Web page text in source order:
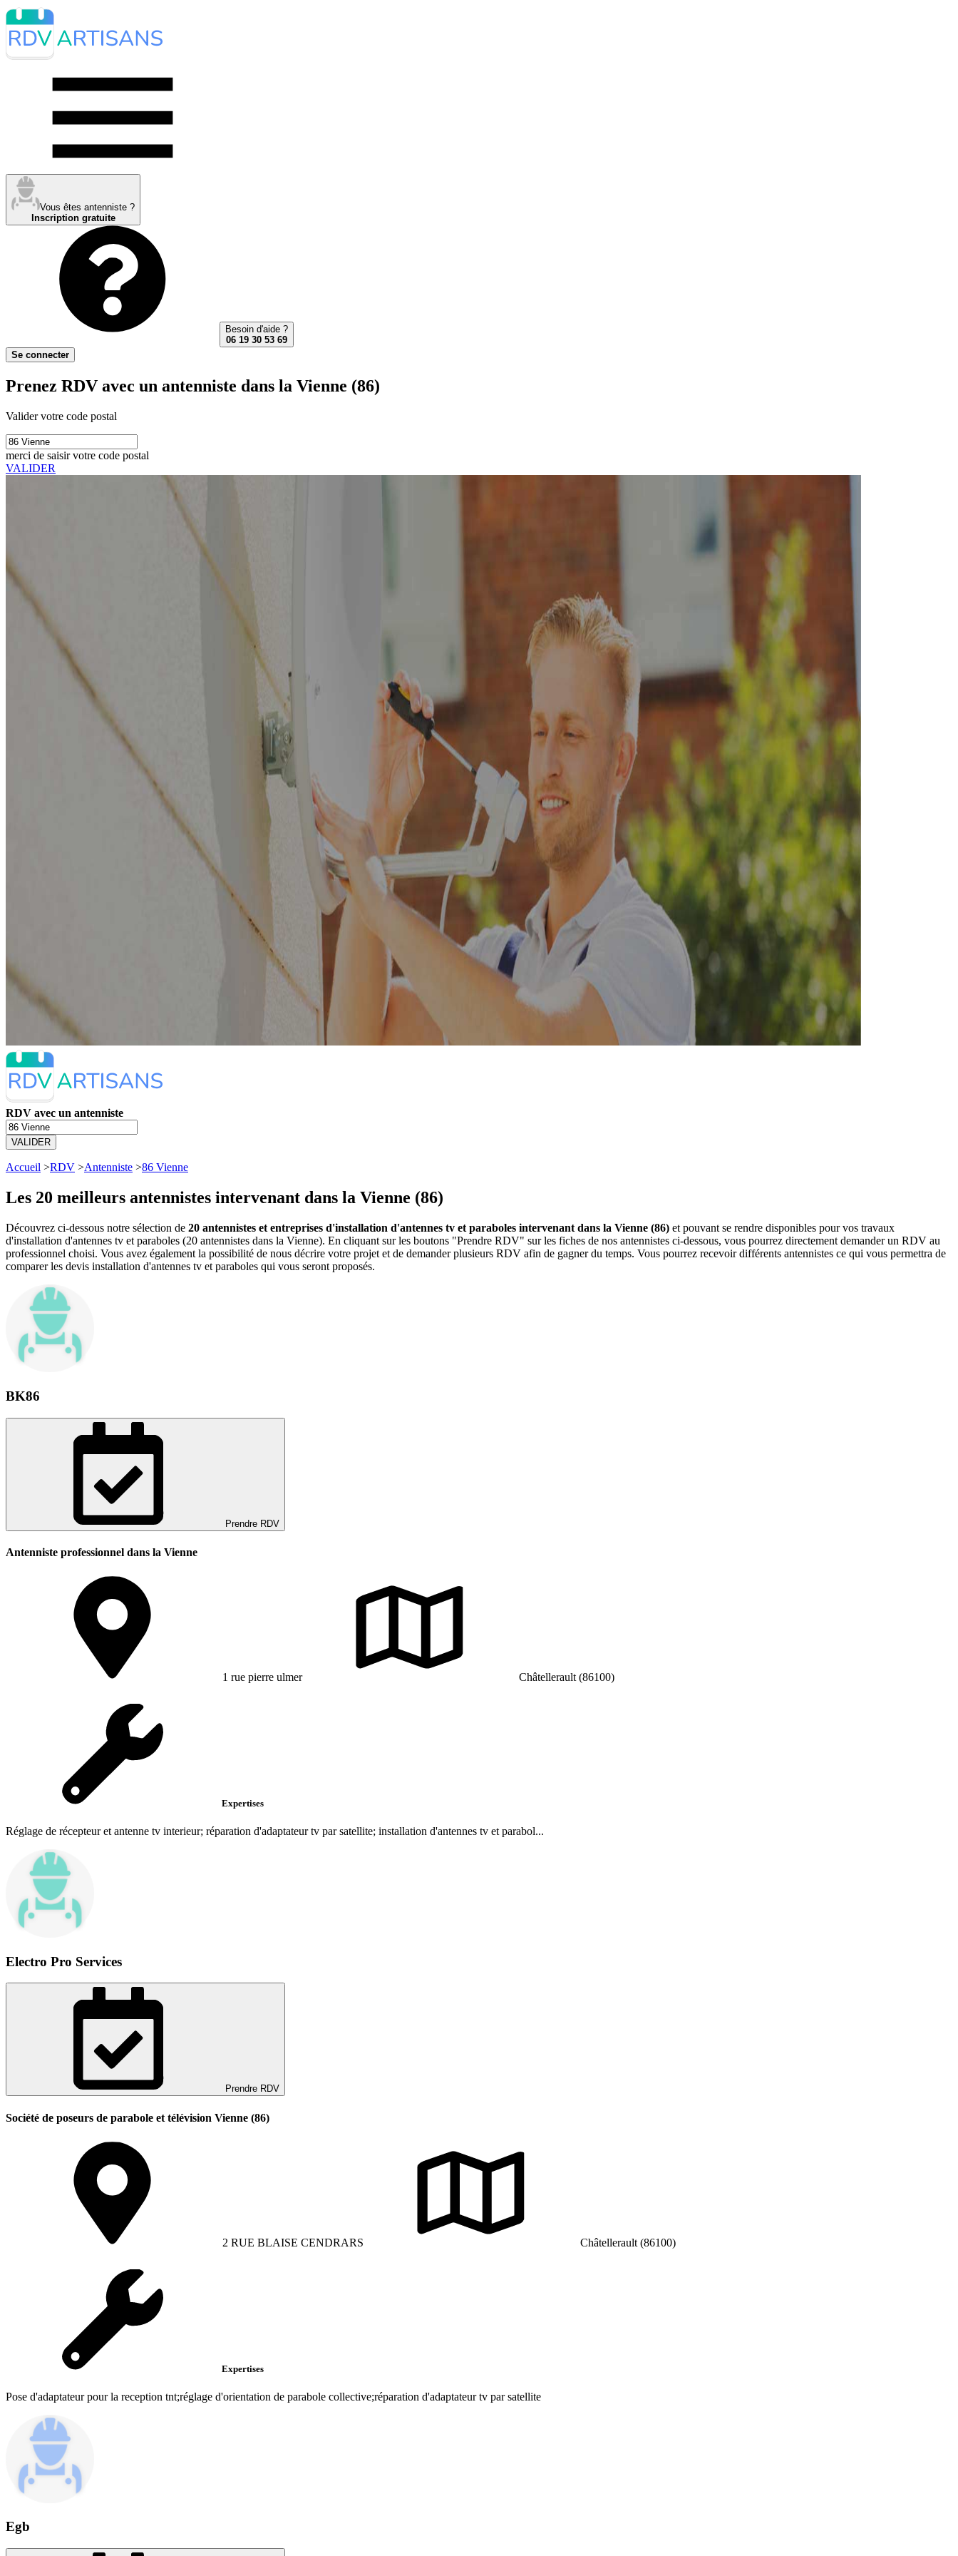
Vous êtes antenniste ?
Inscription gratuite
Besoin d'aide ?
06 19 30 53 69
Se connecter
Prenez RDV avec un antenniste dans la Vienne (86)
Valider votre code postal
merci de saisir votre code postal
VALIDER
RDV avec un antenniste
VALIDER
Accueil >RDV >Antenniste >86 Vienne
Les 20 meilleurs antennistes intervenant dans la Vienne (86)
Découvrez ci-dessous notre sélection de 20 antennistes et entreprises d'installation d'antennes tv et paraboles intervenant dans la Vienne (86) et pouvant se rendre disponibles pour vos travaux
d'installation d'antennes tv et paraboles (20 antennistes dans la Vienne). En cliquant sur les boutons "Prendre RDV" sur les fiches de nos antennistes ci-dessous, vous pourrez directement demander un RDV au
professionnel choisi. Vous avez également la possibilité de nous décrire votre projet et de demander plusieurs RDV afin de gagner du temps. Vous pourrez recevoir différents antennistes ce qui vous permettra de
comparer les devis installation d'antennes tv et paraboles qui vous seront proposés.
BK86
Prendre RDV
Antenniste professionnel dans la Vienne
1 rue pierre ulmer Châtellerault (86100)
Expertises
Réglage de récepteur et antenne tv interieur; réparation d'adaptateur tv par satellite; installation d'antennes tv et parabol...
Electro Pro Services
Prendre RDV
Société de poseurs de parabole et télévision Vienne (86)
2 RUE BLAISE CENDRARS Châtellerault (86100)
Expertises
Pose d'adaptateur pour la reception tnt;réglage d'orientation de parabole collective;réparation d'adaptateur tv par satellite
Egb